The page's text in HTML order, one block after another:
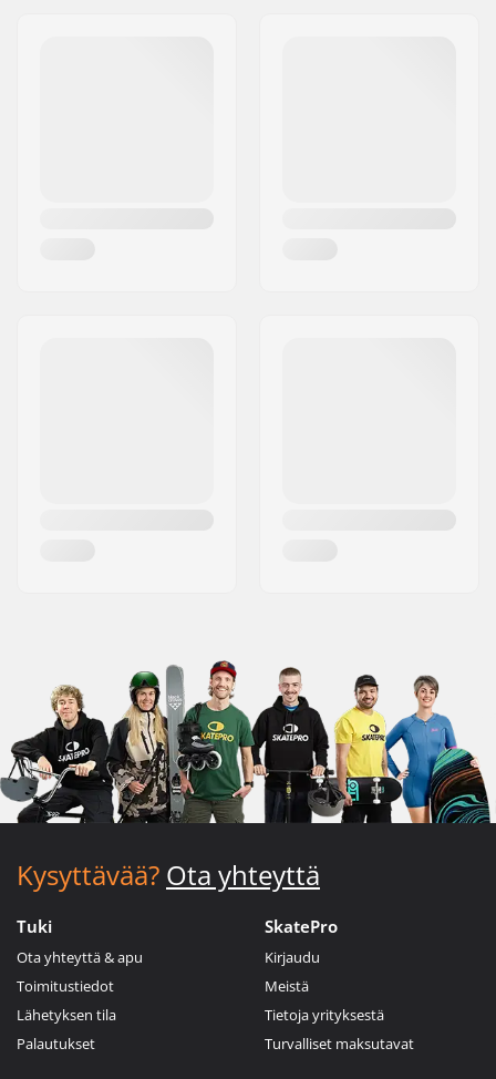
Kysyttävää? Ota yhteyttä
Tuki
Ota yhteyttä & apu
Toimitustiedot
Lähetyksen tila
Palautukset
SkatePro
Kirjaudu
Meistä
Tietoja yrityksestä
Turvalliset maksutavat